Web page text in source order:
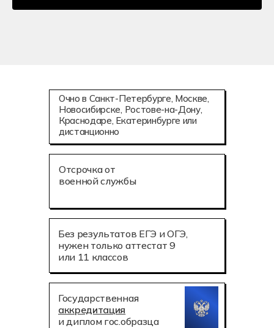
Государственная
аккредитация
и диплом гос.образца
Отсрочка от
военной службы
Без результатов ЕГЭ и ОГЭ,
нужен только аттестат 9
или 11 классов
Очно в Санкт-Петербурге, Москве,
Новосибирске, Ростове-на-Дону,
Краснодаре, Екатеринбурге или
дистанционно